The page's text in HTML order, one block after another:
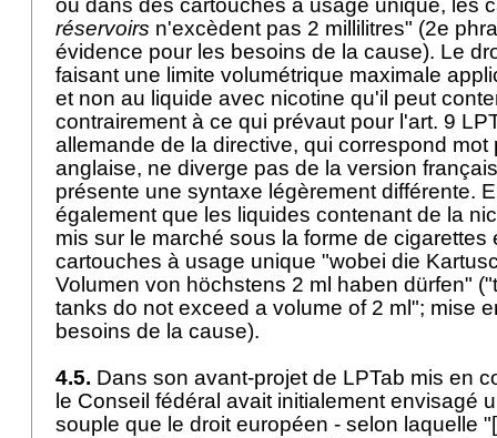
ou dans des cartouches à usage unique, les
réservoirs n'excèdent pas 2 millilitres" (2e
évidence pour les besoins de la cause). Le
faisant une limite volumétrique maximale
et non au liquide avec nicotine qu'il peut
contrairement à ce qui prévaut pour l'art. 9
allemande de la directive, qui correspond mot
anglaise, ne diverge pas de la version
présente une syntaxe légèrement différente.
également que les liquides contenant de la
mis sur le marché sous la forme de cigarettes
cartouches à usage unique "wobei die
Volumen von höchstens 2 ml haben dürfen"
tanks do not exceed a volume of 2 ml"; mise
besoins de la cause).
4.5. Dans son avant-projet de LPTab mis en
le Conseil fédéral avait initialement envisagé
souple que le droit européen - selon laquelle